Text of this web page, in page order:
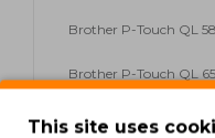
Brother P-Touch QL
Brother P-Touch QL
Brother P-Touch QL
This site uses